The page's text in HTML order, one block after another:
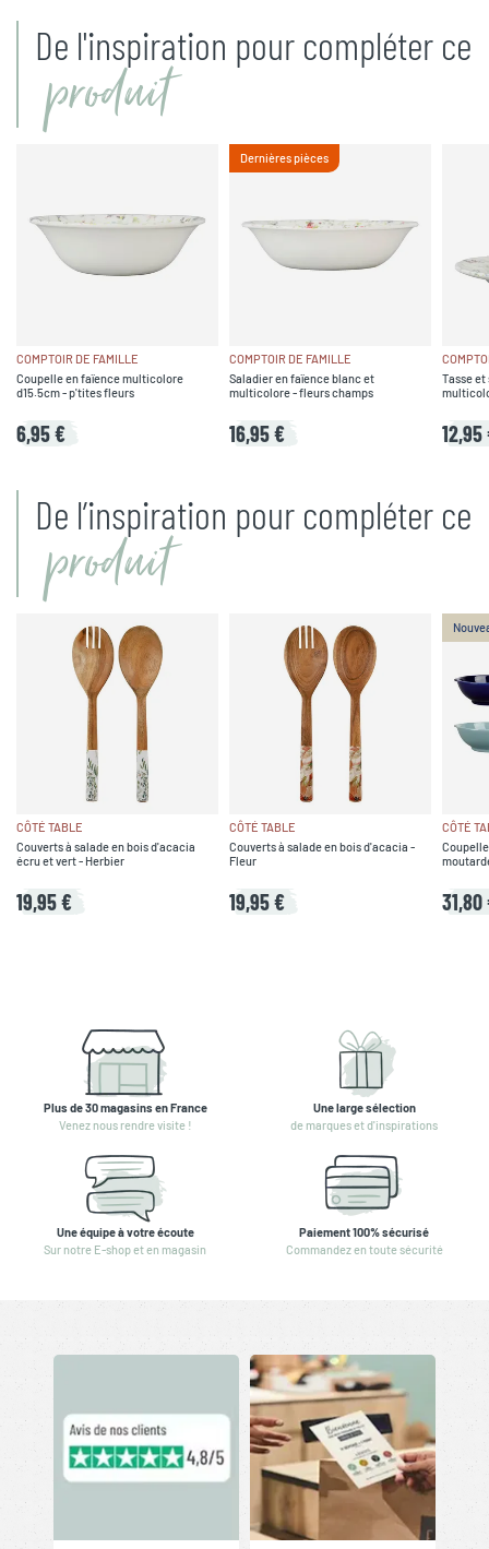
De l'inspiration pour compléter ce
produit
COMPTOIR DE FAMILLE
Coupelle en faïence multicolore
d15.5cm - p'tites fleurs
6,95 €
Dernières pièces
COMPTOIR DE FAMILLE
Saladier en faïence blanc et
multicolore - fleurs champs
16,95 €
Tasse et
12,95
De l’inspiration pour compléter ce
produit
CÔTÉ TABLE
Couverts à salade en bois d'acacia
écru et vert - Herbier
19,95 €
CÔTÉ TABLE
Couverts à salade en bois d'acacia -
Fleur
19,95 €
CÔTÉ
31,80
Plus de 30 magasins en France
Venez nous rendre visite !
Une large sélection
de marques et d'inspirations
Une équipe à votre écoute
Sur notre E-shop et en magasin
Paiement 100% sécurisé
Commandez en toute sécurité